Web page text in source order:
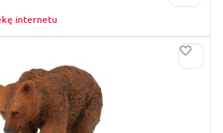
internetu